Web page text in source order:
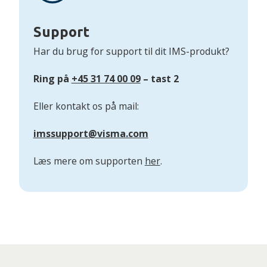
Support
Har du brug for support til dit IMS-produkt?
Ring på +45 31 74 00 09– tast 2
Eller kontakt os på mail:
imssupport@visma.com
Læs mere om supporten her.